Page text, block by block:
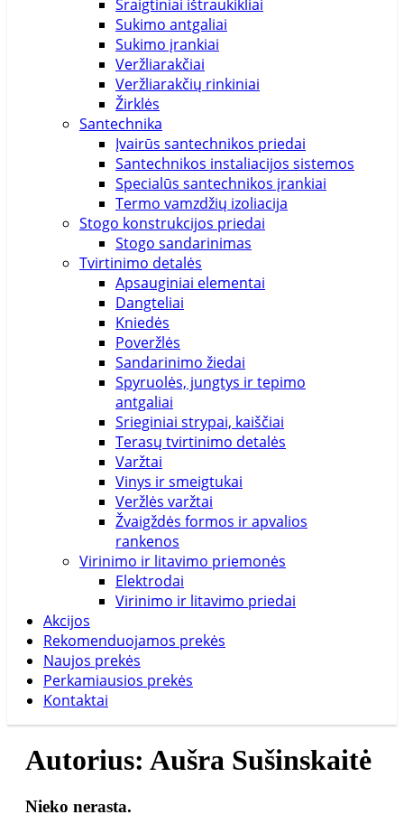
Sraigtiniai ištraukikliai
Sukimo antgaliai
Sukimo įrankiai
Veržliarakčiai
Veržliarakčių rinkiniai
Žirklės
Santechnika
Įvairūs santechnikos priedai
Santechnikos instaliacijos sistemos
Specialūs santechnikos įrankiai
Termo vamzdžių izoliacija
Stogo konstrukcijos priedai
Stogo sandarinimas
Tvirtinimo detalės
Apsauginiai elementai
Dangteliai
Kniedės
Poveržlės
Sandarinimo žiedai
Spyruolės, jungtys ir tepimo
antgaliai
Srieginiai strypai, kaiščiai
Terasų tvirtinimo detalės
Varžtai
Vinys ir smeigtukai
Veržlės varžtai
Žvaigždės formos ir apvalios
rankenos
Virinimo ir litavimo priemonės
Elektrodai
Virinimo ir litavimo priedai
Akcijos
Rekomenduojamos prekės
Naujos prekės
Perkamiausios prekės
Kontaktai
Autorius: Aušra Sušinskaitė
Nieko nerasta.